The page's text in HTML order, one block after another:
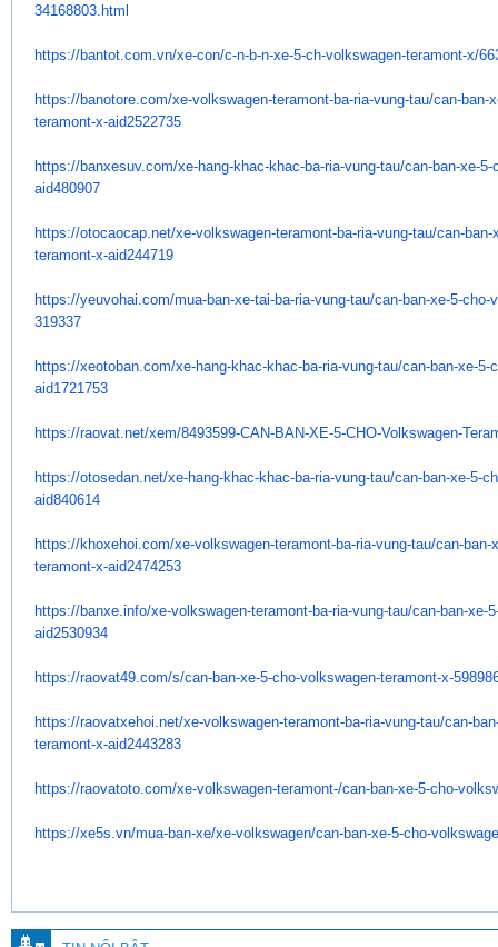
34168803.html
https://bantot.com.vn/xe-con/c-n-b-n-xe-5-ch-volkswagen-teramont-x/
https://banotore.com/xe-volkswagen-teramont-ba-ria-vung-tau/can-ban-
teramont-x-aid2522735
https://banxesuv.com/xe-hang-khac-khac-ba-ria-vung-tau/can-ban-xe-5-
aid480907
https://otocaocap.net/xe-volkswagen-teramont-ba-ria-vung-tau/can-ban-
teramont-x-aid244719
https://yeuvohai.com/mua-ban-xe-tai-ba-ria-vung-tau/can-ban-xe-5-cho-
319337
https://xeotoban.com/xe-hang-khac-khac-ba-ria-vung-tau/can-ban-xe-5-
aid1721753
https://raovat.net/xem/8493599-CAN-BAN-XE-5-CHO-Volkswagen-
https://otosedan.net/xe-hang-khac-khac-ba-ria-vung-tau/can-ban-xe-5-
aid840614
https://khoxehoi.com/xe-volkswagen-teramont-ba-ria-vung-tau/can-ban-
teramont-x-aid2474253
https://banxe.info/xe-volkswagen-teramont-ba-ria-vung-tau/can-ban-xe-
aid2530934
https://raovat49.com/s/can-ban-xe-5-cho-volkswagen-teramont-x-
https://raovatxehoi.net/xe-volkswagen-teramont-ba-ria-vung-tau/can-
teramont-x-aid2443283
https://raovatoto.com/xe-volkswagen-teramont-/can-ban-xe-5-cho-
https://xe5s.vn/mua-ban-xe/xe-volkswagen/can-ban-xe-5-cho-